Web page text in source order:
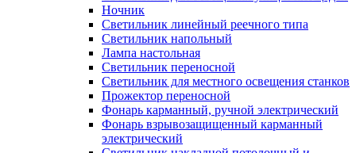
Ночник
Светильник линейный реечного типа
Светильник напольный
Лампа настольная
Светильник переносной
Светильник для местного освещения станков
Прожектор переносной
Фонарь карманный, ручной электрический
Фонарь взрывозащищенный карманный
электрический